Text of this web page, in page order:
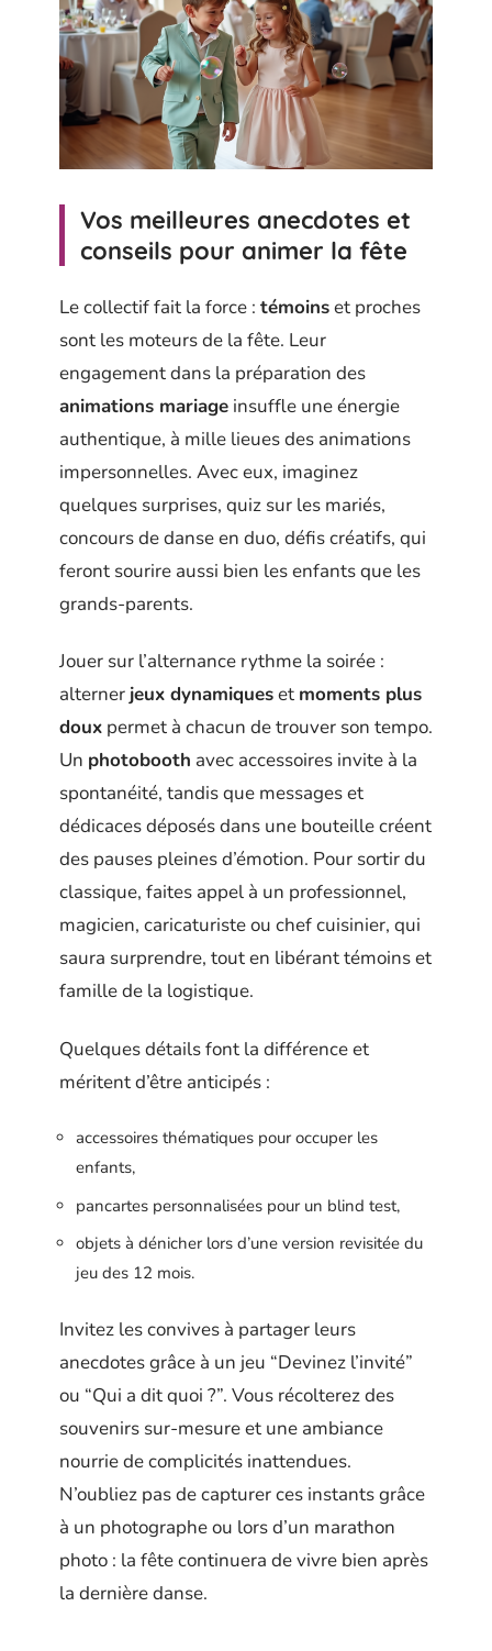
Vos meilleures anecdotes et
conseils pour animer la fête
Le collectif fait la force : témoinset proches
sont les moteurs de la fête. Leur
engagement dans la préparation des
animations mariage insuffle une énergie
authentique, à mille lieues des animations
impersonnelles. Avec eux, imaginez
quelques surprises, quiz sur les mariés,
concours de danse en duo, défis créatifs, qui
feront sourire aussi bien les enfants que les
grands-parents.
Jouer sur l’alternance rythme la soirée :
alterner jeux dynamiqueset moments plus
doux permet à chacun de trouver son tempo.
Un photobooth avec accessoires invite à la
spontanéité, tandis que messages et
dédicaces déposés dans une bouteille créent
des pauses pleines d’émotion. Pour sortir du
classique, faites appel à un professionnel,
magicien, caricaturiste ou chef cuisinier, qui
saura surprendre, tout en libérant témoins et
famille de la logistique.
Quelques détails font la différence et
méritent d’être anticipés :
accessoires thématiques pour occuper les
enfants,
pancartes personnalisées pour un blind test,
objets à dénicher lors d’une version revisitée du
jeu des 12 mois.
Invitez les convives à partager leurs
anecdotes grâce à un jeu “Devinez l’invité”
ou “Qui a dit quoi ?”. Vous récolterez des
souvenirs sur-mesure et une ambiance
nourrie de complicités inattendues.
N’oubliez pas de capturer ces instants grâce
à un photographe ou lors d’un marathon
photo : la fête continuera de vivre bien après
la dernière danse.